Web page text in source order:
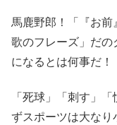
馬鹿野郎！「『お
歌のフレーズ」だの
になるとは何事だ！
「死球」「刺す」
ずスポーツは大なり